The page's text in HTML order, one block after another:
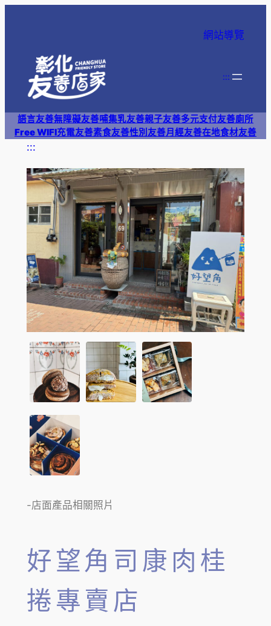
網站導覽
:::
語言友善無障礙友善哺集乳友善親子友善多元支付友善廁所
Free WIFI充電友善素食友善性別友善月經友善在地食材友善
:::
-店面產品相關照片
好望角司康肉桂
捲專賣店